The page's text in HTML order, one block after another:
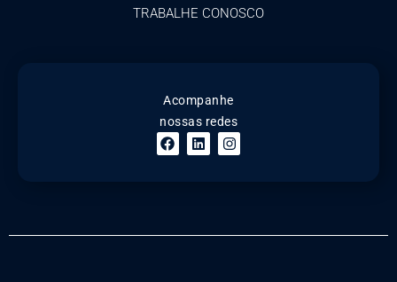
TRABALHE CONOSCO
Acompanhe
nossas redes